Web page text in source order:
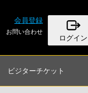
会員登録
ログイン
お問い合わせ
ビジターチケット